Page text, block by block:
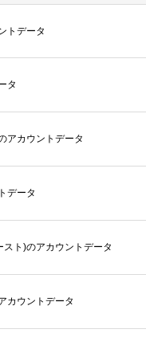
トデータ
タ
アカウントデータ
データ
ト)のアカウントデータ
カウントデータ